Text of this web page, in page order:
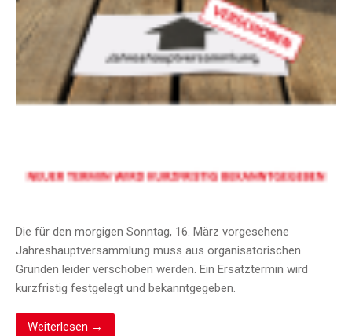
Die für den morgigen Sonntag, 16. März vorgesehene
Jahreshauptversammlung muss aus organisatorischen
Gründen leider verschoben werden. Ein Ersatztermin wird
kurzfristig festgelegt und bekanntgegeben.
Weiterlesen →